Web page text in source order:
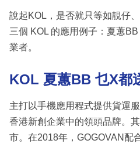
說起KOL，是否就只等如靚仔
三個 KOL 的應用例子：夏蕙
業者。
KOL 夏蕙BB 乜X都
主打以手機應用程式提供貨運
香港新創企業中的領頭品牌。
市。在2018年，GOGOVAN配